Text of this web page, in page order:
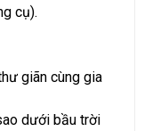
cụ).
giãn cùng gia
dưới bầu trời